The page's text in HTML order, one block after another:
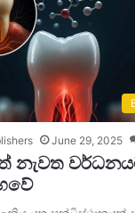
June 29, 2025
නැවත